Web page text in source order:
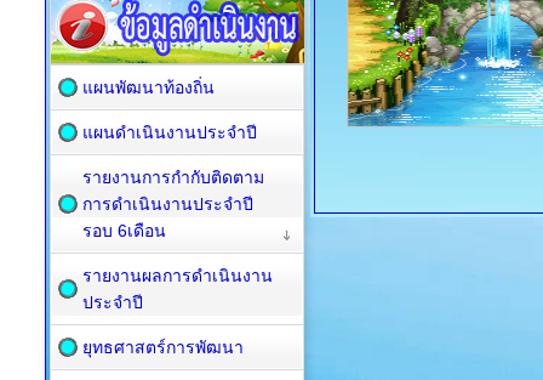
แผนพัฒนาท้องถิ่น
แผนดำเนินงานประจำปี
รายงานการกำกับติดตาม
การดำเนินงานประจำปี
รอบ 6เดือน
รายงานผลการดำเนินงาน
ประจำปี
ยุทธศาสตร์การพัฒนา